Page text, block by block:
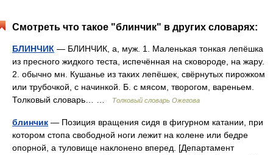
Смотреть что такое "блинчик" в других словарях:
БЛИНЧИК — БЛИНЧИК, а, муж. 1. Маленькая тонкая лепёшка
из пресного жидкого теста, испечённая на сковороде, на жару.
2. обычно мн. Кушанье из таких лепёшек, свёрнутых пирожком
или трубочкой, с начинкой. Б. с мясом, творогом, вареньем.
Толковый словарь… …
Толковый словарь Ожегова
блинчик — Позиция вращения сидя в фигурном катании, при
котором стопа свободной ноги лежит на колене или бедре
опорной, а туловище наклонено вперед. [Департамент